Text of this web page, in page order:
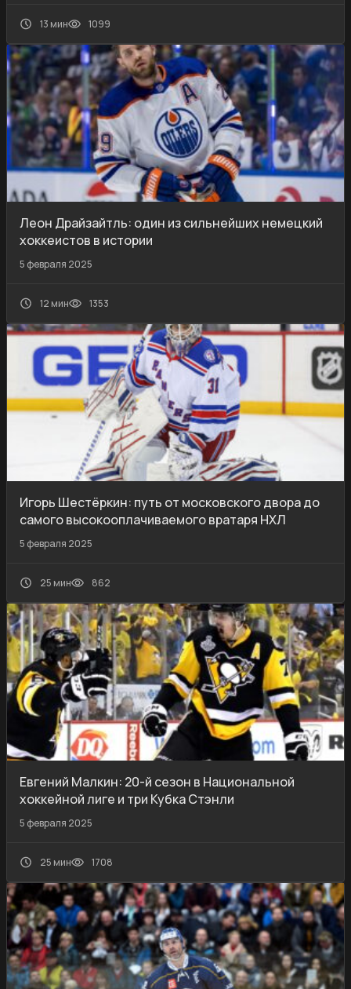
13 мин 1099
Леон Драйзайтль: один из сильнейших немецкий
хоккеистов в истории
5 февраля 2025
12 мин 1353
Игорь Шестёркин: путь от московского двора до
самого высокооплачиваемого вратаря НХЛ
5 февраля 2025
25 мин 862
Евгений Малкин: 20-й сезон в Национальной
хоккейной лиге и три Кубка Стэнли
5 февраля 2025
25 мин 1708